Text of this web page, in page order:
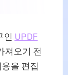
인 UPDF
져오기 전
을 편집